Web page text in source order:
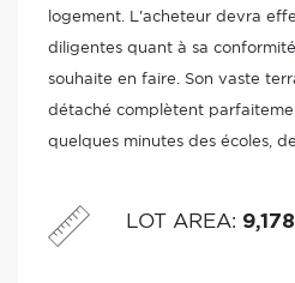
logement. L'acheteur devra
diligentes quant à sa
souhaite en faire. Son vaste
détaché complètent
quelques minutes des écoles,
LOT AREA: